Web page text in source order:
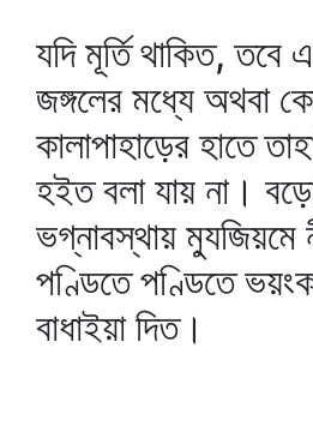
যদি মূর্তি থাকিত, তবে
জঙ্গলের মধ্যে অথবা
কালাপাহাড়ের হাতে
হইত বলা যায় না।
ভগ্নাবস্থায় ম্যুজিয়মে
পণ্ডিতে পণ্ডিতে
বাধাইয়া দিত।